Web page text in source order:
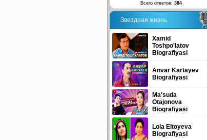
Всего ответов: 384
Звездная жизнь
Xamid
Toshpo'latov
Biografiyasi
Anvar Kartayev
Biografiyasi
Ma'suda
Otajonova
Biografiyasi
Lola Eltoyeva
Biografiyasi